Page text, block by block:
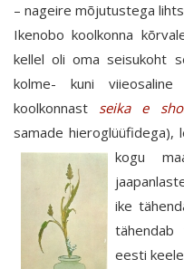
– nageire mõjutustega
Ikenobo koolkonna
kellel oli oma seisukoht
kolme- kuni
koolkonnast seika e
samade hieroglüüfidega),
kogu
ike
eesti